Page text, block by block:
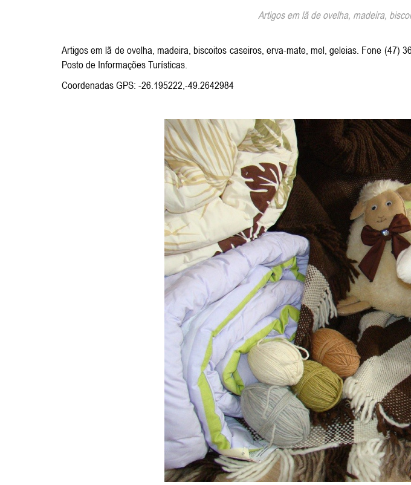
Artigos em lã de ovelha, madeira,
Artigos em lã de ovelha, madeira, biscoitos caseiros, erva-mate, mel, geleias. Fone (47)
Posto de Informações Turísticas.
Coordenadas GPS: -26.195222,-49.2642984